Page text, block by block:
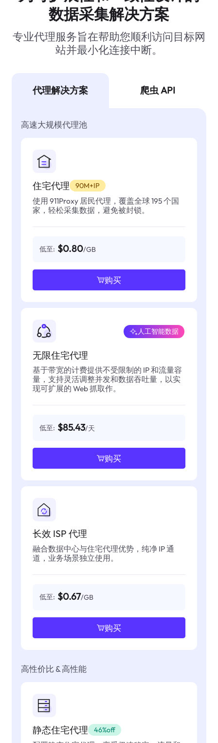
数据采集解决方案
专业代理服务旨在帮助您顺利访问目标网
站并最小化连接中断。
代理解决方案 爬虫 API
高速大规模代理池
住宅代理 90M+IP
使用 911Proxy 居民代理，覆盖全球 195 个国
家，轻松采集数据，避免被封锁。
低至: $0.80/GB
购买
无限住宅代理
人工智能数据
基于带宽的计费提供不受限制的 IP 和流量容
量，支持灵活调整并发和数据吞吐量，以实
现可扩展的 Web 抓取作。
低至: $85.43/天
购买
长效 ISP 代理
融合数据中心与住宅代理优势，纯净 IP 通
道，业务场景独立使用。
低至: $0.67/GB
购买
高性价比 & 高性能
静态住宅代理 46%off